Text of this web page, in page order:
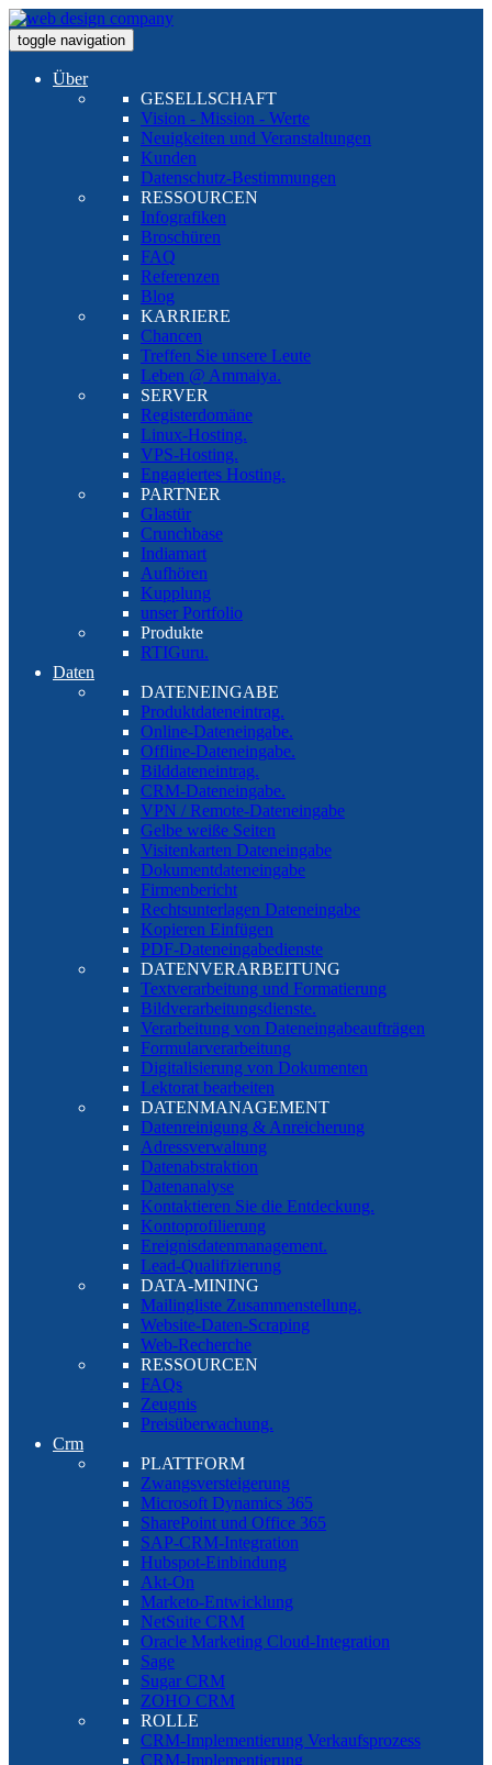
toggle navigation
Über
GESELLSCHAFT
Vision - Mission - Werte
Neuigkeiten und Veranstaltungen
Kunden
Datenschutz-Bestimmungen
RESSOURCEN
Infografiken
Broschüren
FAQ
Referenzen
Blog
KARRIERE
Chancen
Treffen Sie unsere Leute
Leben @ Ammaiya.
SERVER
Registerdomäne
Linux-Hosting.
VPS-Hosting.
Engagiertes Hosting.
PARTNER
Glastür
Crunchbase
Indiamart
Aufhören
Kupplung
unser Portfolio
Produkte
RTIGuru.
Daten
DATENEINGABE
Produktdateneintrag.
Online-Dateneingabe.
Offline-Dateneingabe.
Bilddateneintrag.
CRM-Dateneingabe.
VPN / Remote-Dateneingabe
Gelbe weiße Seiten
Visitenkarten Dateneingabe
Dokumentdateneingabe
Firmenbericht
Rechtsunterlagen Dateneingabe
Kopieren Einfügen
PDF-Dateneingabedienste
DATENVERARBEITUNG
Textverarbeitung und Formatierung
Bildverarbeitungsdienste.
Verarbeitung von Dateneingabeaufträgen
Formularverarbeitung
Digitalisierung von Dokumenten
Lektorat bearbeiten
DATENMANAGEMENT
Datenreinigung & Anreicherung
Adressverwaltung
Datenabstraktion
Datenanalyse
Kontaktieren Sie die Entdeckung.
Kontoprofilierung
Ereignisdatenmanagement.
Lead-Qualifizierung
DATA-MINING
Mailingliste Zusammenstellung.
Website-Daten-Scraping
Web-Recherche
RESSOURCEN
FAQs
Zeugnis
Preisüberwachung.
Crm
PLATTFORM
Zwangsversteigerung
Microsoft Dynamics 365
SharePoint und Office 365
SAP-CRM-Integration
Hubspot-Einbindung
Akt-On
Marketo-Entwicklung
NetSuite CRM
Oracle Marketing Cloud-Integration
Sage
Sugar CRM
ZOHO CRM
ROLLE
CRM-Implementierung Verkaufsprozess
CRM-Implementierung